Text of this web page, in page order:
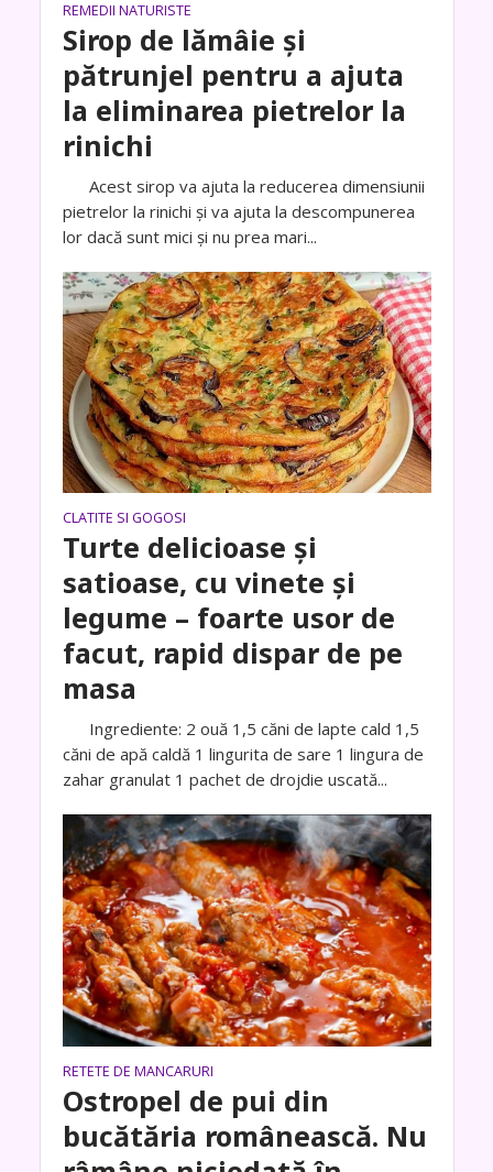
REMEDII NATURISTE
Sirop de lămâie și
pătrunjel pentru a ajuta
la eliminarea pietrelor la
rinichi
Acest sirop va ajuta la reducerea dimensiunii
pietrelor la rinichi și va ajuta la descompunerea
lor dacă sunt mici și nu prea mari...
CLATITE SI GOGOSI
Turte delicioase și
satioase, cu vinete și
legume – foarte usor de
facut, rapid dispar de pe
masa
Ingrediente: 2 ouă 1,5 căni de lapte cald 1,5
căni de apă caldă 1 lingurita de sare 1 lingura de
zahar granulat 1 pachet de drojdie uscată...
RETETE DE MANCARURI
Ostropel de pui din
bucătăria românească. Nu